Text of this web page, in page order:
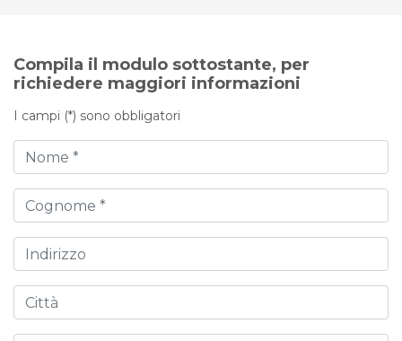
Compila il modulo sottostante, per
richiedere maggiori informazioni
I campi (*) sono obbligatori
Nome
Cognome
Indirizzo
Città